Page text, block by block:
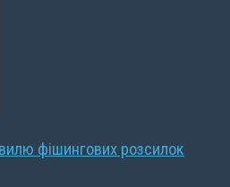
фішингових розсилок